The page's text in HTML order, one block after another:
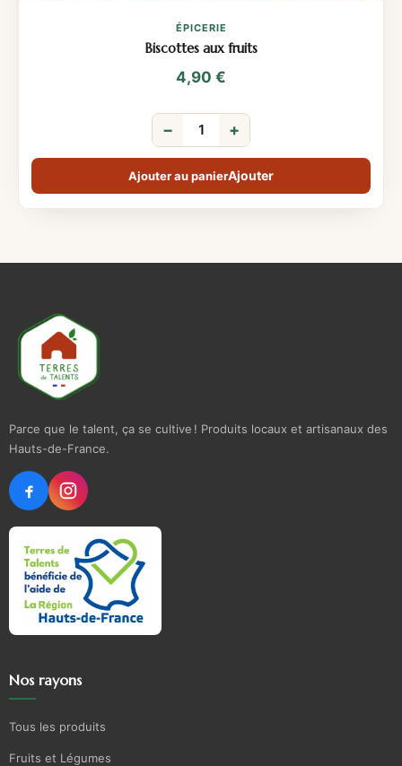
ÉPICERIE
Biscottes aux fruits
4,90 €
− +
Ajouter au panier
Parce que le talent, ça se cultive ! Produits locaux et artisanaux des
Hauts-de-France.
Nos rayons
Tous les produits
Fruits et Légumes